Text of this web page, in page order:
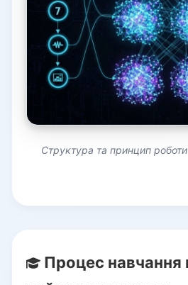
Структура та принцип
Процес навчання